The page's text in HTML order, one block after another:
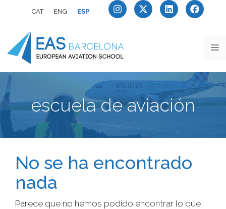
CAT ENG ESP
escuela de aviación
No se ha encontrado
nada
Parece que no hemos podido encontrar lo que